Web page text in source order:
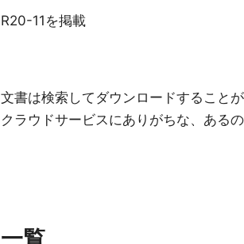
R20-11を掲載
文書は検索してダウンロードすることが
クラウドサービスにありがちな、ある
一覧